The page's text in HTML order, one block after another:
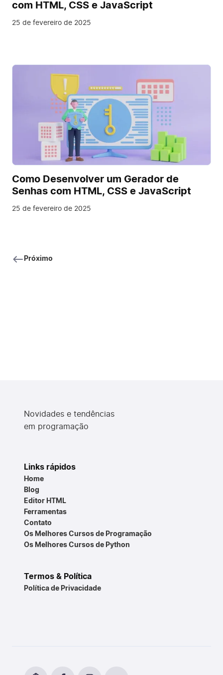
com HTML, CSS e JavaScript
25 de fevereiro de 2025
Como Desenvolver um Gerador de
Senhas com HTML, CSS e JavaScript
25 de fevereiro de 2025
Próximo
Novidades e tendências
em programação
Links rápidos
Home
Blog
Editor HTML
Ferramentas
Contato
Os Melhores Cursos de Programação
Os Melhores Cursos de Python
Termos & Política
Política de Privacidade